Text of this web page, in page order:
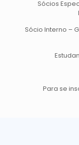
Sócios
Sócio Interno
Para se